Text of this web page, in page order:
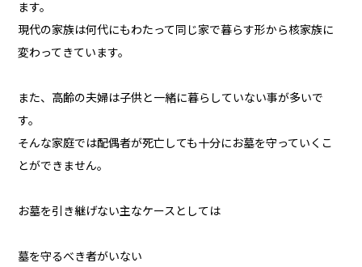
ます。
現代の家族は何代にもわたって同じ家で暮らす形から核家族に
変わってきています。
また、高齢の夫婦は子供と一緒に暮らしていない事が多いで
す。
そんな家庭では配偶者が死亡しても十分にお墓を守っていくこ
とができません。
お墓を引き継げない主なケースとしては
墓を守るべき者がいない